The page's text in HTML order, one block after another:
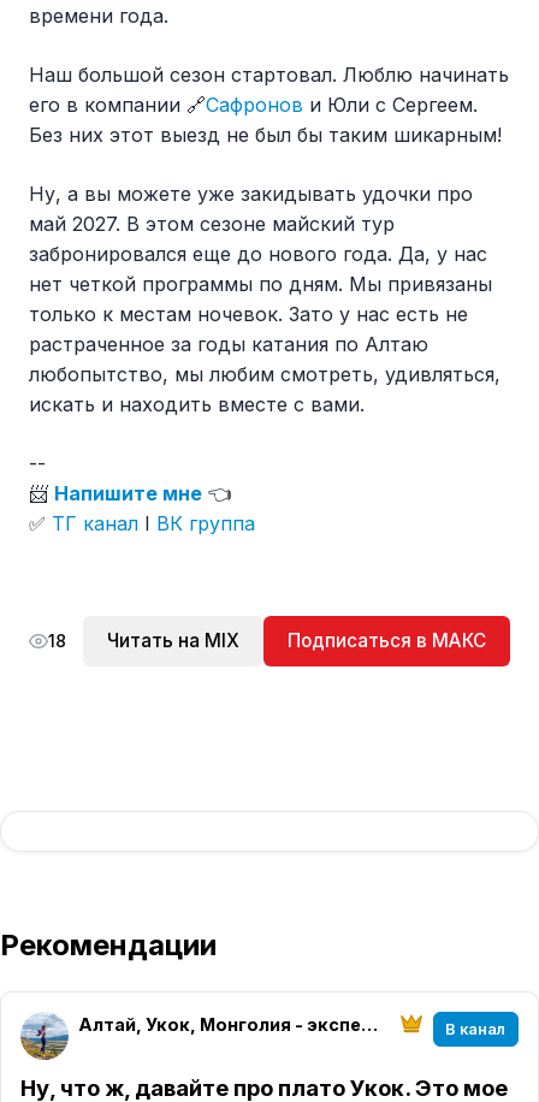
времени года.
Наш большой сезон стартовал. Люблю начинать
его в компании 🔗Сафронов и Юли с Сергеем.
Без них этот выезд не был бы таким шикарным!
Ну, а вы можете уже закидывать удочки про
май 2027. В этом сезоне майский тур
забронировался еще до нового года. Да, у нас
нет четкой программы по дням. Мы привязаны
только к местам ночевок. Зато у нас есть не
растраченное за годы катания по Алтаю
любопытство, мы любим смотреть, удивляться,
искать и находить вместе с вами.
--
📨 Напишите мне 👈
✅ ТГ канал I ВК группа
18 Читать на MIX Подписаться в МАКС
Рекомендации
Алтай, Укок, Монголия - экспедиции и туры В канал
Ну, что ж, давайте про плато Укок. Это мое